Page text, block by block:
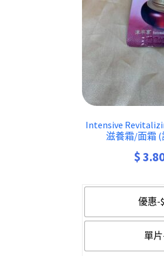
Intensive
滋養霜/面霜 (
$
優惠-
單